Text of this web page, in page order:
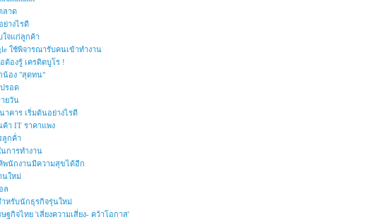
ลาด
ย่างไรดี
ใจแก่ลูกค้า
ใช้พิจารณารับคนเข้าทำงาน
ต้องรู้ เครดิตบูโร !
น้อง "สุดทน"
รอด
ยวัน
าคาร เริ่มต้นอย่างไรดี
า IT ราคาแพง
ลูกค้่า
นการทำงาน
พนักงานมีความสุขได้อีก
นใหม่
ล
หรับนักธุรกิจรุ่นใหม่
ฐกิจไทย 'เลี่ยงความเสี่ยง- คว้าโอกาส'